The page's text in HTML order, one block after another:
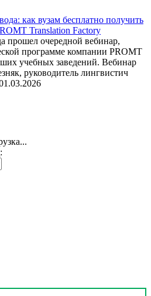
как вузам бесплатно получить
Translation Factory
прошел очередной вебинар,
программе компании PROMT
учебных заведений. Вебинар
руководитель лингвистич